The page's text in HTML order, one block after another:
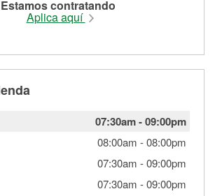
Estamos contratando
Aplica aquí
07:30am-09:00pm
08:00am -08:00pm
07:30am -09:00pm
07:30am -09:00pm